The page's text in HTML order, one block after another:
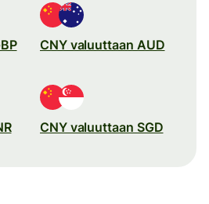
CNY valuuttaan AUD
CNY valuuttaan SGD